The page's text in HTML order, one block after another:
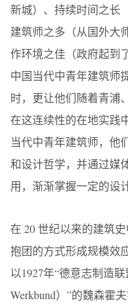
新城）、持续时间之长
建筑师之多（从国外大
作环境之佳（政府起到
中国当代中青年建筑师
时，更让他们随着青浦
在这连续性的在地实践
当代中青年建筑师，他
和设计哲学，并通过媒
用，渐渐掌握一定的设
在 20 世纪以来的建筑
抱团的方式形成规模效
以1927年“德意志制造联
Werkbund）”的魏森霍